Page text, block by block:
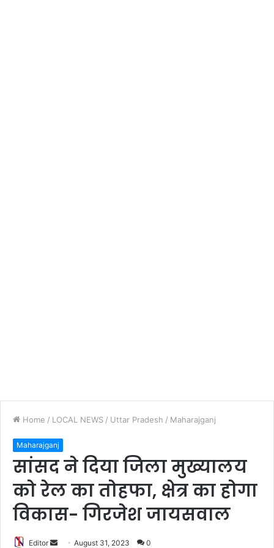
Home / LOCAL NEWS / Uttar Pradesh / Maharajganj
Maharajganj
सांसद ने दिया जिला मुख्यालय
को रेल का तोहफा, क्षेत्र का होगा
विकास- गिरजेश जायसवाल
Editor August 31, 2023 0